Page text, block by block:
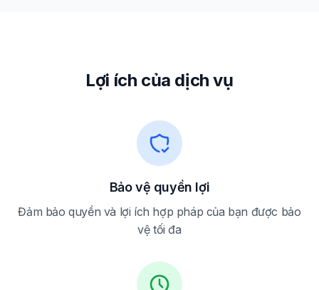
Lợi ích của dịch vụ
Bảo vệ quyền lợi
Đảm bảo quyền và lợi ích hợp pháp của bạn được bảo
vệ tối đa